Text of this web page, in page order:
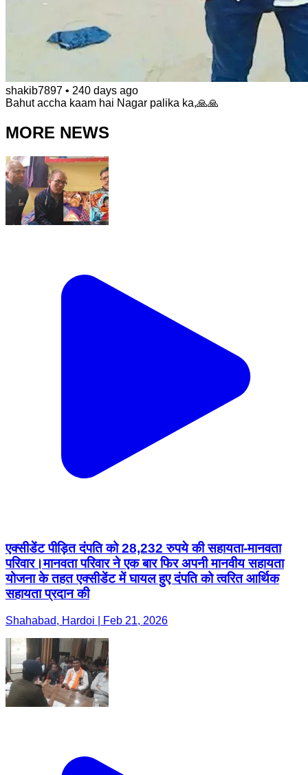
shakib7897 • 240 days ago
Bahut accha kaam hai Nagar palika ka,🙏🙏
MORE NEWS
एक्सीडेंट पीड़ित दंपति को 28,232 रुपये की सहायता-मानवता
परिवार।मानवता परिवार ने एक बार फिर अपनी मानवीय सहायता
योजना के तहत एक्सीडेंट में घायल हुए दंपति को त्वरित आर्थिक
सहायता प्रदान की
Shahabad, Hardoi | Feb 21, 2026